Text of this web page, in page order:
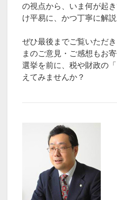
の視点から、いま何が起
け平易に、かつ丁寧に解説
ぜひ最後までご覧いただ
まのご意見・ご感想もお寄
選挙を前に、税や財政の
えてみませんか？